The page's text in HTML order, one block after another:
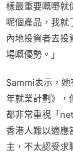
樣最重要嘅嘢就
呢個產品，我就
內地投資者去投
場嘅優勢。」
Sammi表示，
年就業計劃》，
都非常重視「
香港人難以適應
主，不太認受求